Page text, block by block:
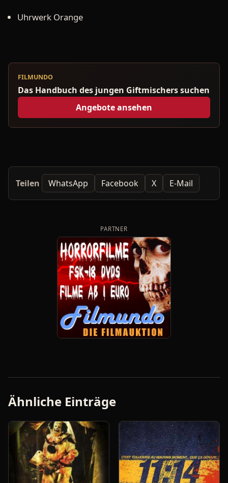
Uhrwerk Orange
FILMUNDO
Das Handbuch des jungen Giftmischers suchen
Angebote ansehen
Teilen WhatsApp Facebook X E-Mail
PARTNER
Ähnliche Einträge